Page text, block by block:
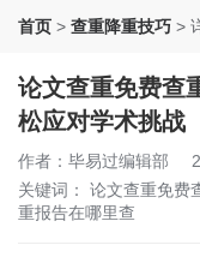
首页 > 查重降重技巧 >
论文查重免费查
松应对学术挑战
作者：毕易过编辑部
关键词： 论文查重免费
重报告在哪里查